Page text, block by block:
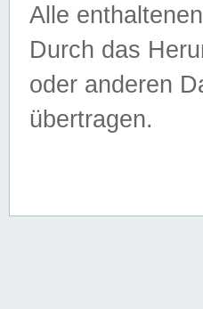
Alle
Durch das
oder anderen
übertragen.